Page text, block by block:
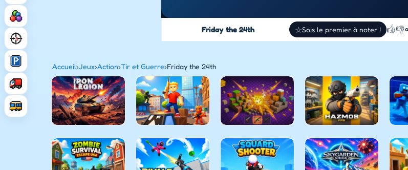
Friday the 24th ☆Sois le premier à noter ! 👍👎
Accueil›Jeux›Action›Tir et Guerre›Friday the 24th